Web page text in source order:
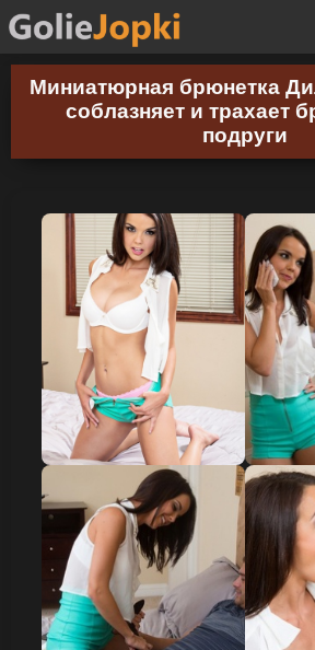
Миниатюрная брюнетка
соблазняет и трахает
подруги